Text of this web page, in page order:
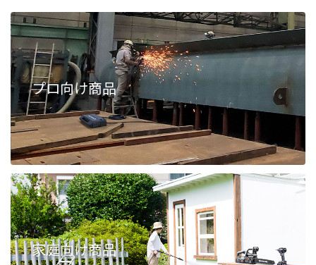
プロ向け商品
家庭向け商品